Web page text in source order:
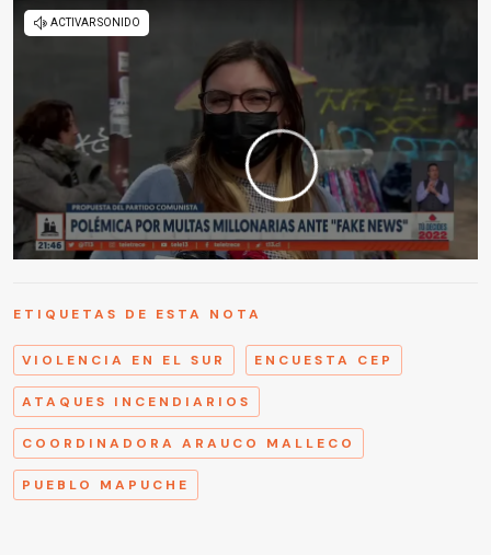
ETIQUETAS DE ESTA NOTA
VIOLENCIA EN EL SUR ENCUESTA CEP
ATAQUES INCENDIARIOS
COORDINADORA ARAUCO MALLECO
PUEBLO MAPUCHE